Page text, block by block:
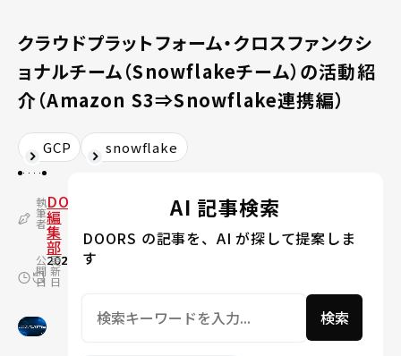
クラウドプラットフォーム・クロスファンクシ
ョナルチーム（Snowflakeチーム）の活動紹
介（Amazon S3⇒Snowflake連携編）
GCP snowflake
執
筆
者
DOORS
編
集
部
公
開
日
2022.05.19
更
新
日
2024.12.16
AI 記事検索
DOORS の記事を、AI が探して提案しま
す
検索